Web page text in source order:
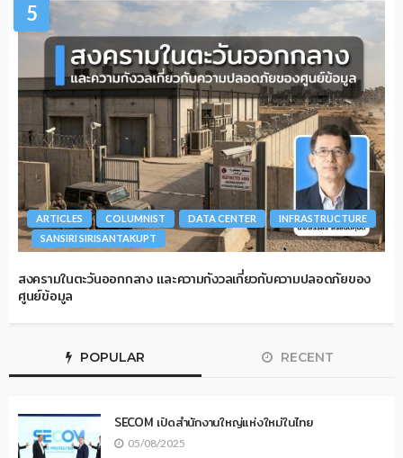
5
ARTICLES COLUMNIST DATA CENTER
INFRASTRUCTURE
SANSIRI SIRISANTAKUPT
สงครามในตะวันออกกลาง และความกังวลเกี่ยวกับความปลอดภัยของ
ศูนย์ข้อมูล
POPULAR RECENT
SECOM เปิดสำนักงานใหญ่แห่งใหม่ในไทย
05/08/2025